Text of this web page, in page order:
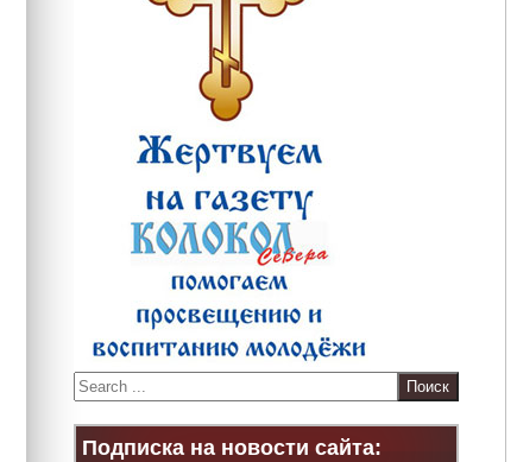
S
e
a
Подписка на новости сайта: